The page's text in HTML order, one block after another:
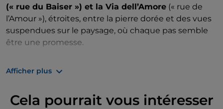
(« rue du Baiser ») et la Via dell’Amore (« rue de
l’Amour »), étroites, entre la pierre dorée et des vues
suspendues sur le paysage, où chaque pas semble
être une promesse.
tout droit sortis d'un tableau, chaque visite se
l'histoire et la beauté.
Afficher plus
Cela pourrait vous intéresser